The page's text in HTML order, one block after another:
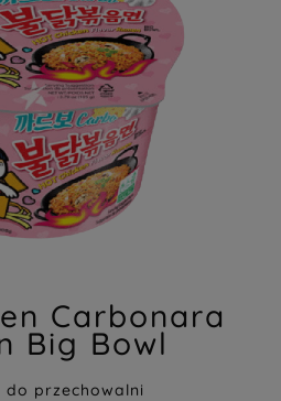
Carbonara
Big Bowl
przechowalni